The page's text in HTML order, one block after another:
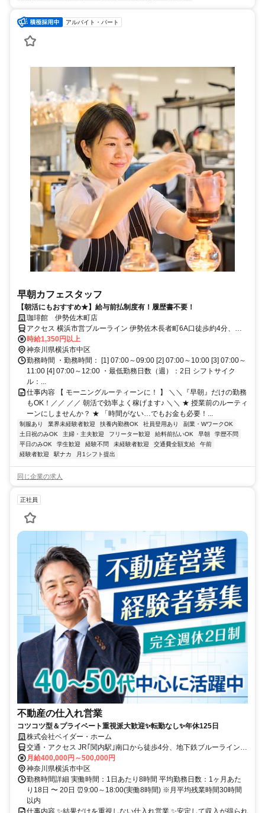
アルバイト・パート
早朝カフェスタッフ
【朝活にもおすすめ★】給与前払制度有！履歴書不要！
珈琲館 伊勢佐木町店
アクセス 横浜市営ブルーライン 伊勢佐木長者町6A口徒歩約4分、Ｊ
Ｒ根岸線/ＪＲ京浜東北線 関内北口(西)徒歩約8分、京急本線 日ノ出町
徒歩約9分
時給1,350円以上
神奈川県横浜市中区
勤務時間 ・勤務時間： [1] 07:00～09:00 [2] 07:00～10:00 [3] 07:00～
11:00 [4] 07:00～12:00 ・最低勤務日数（週）：2日 シフトサイク
ル：...
仕事内容 【 モーニングルーティーンに！ 】 ＼＼『早朝』だけの勤務
もOK！／／ ／／ 朝活で効率よく稼げます♪ ＼＼ ★ 授業前のルーティ
ーンにしませんか？ ★ 「時間がない…でもお金も必要！...
制服あり 業界未経験者歓迎 扶養内勤務OK 社員登用あり
副業・WワークOK
土日祝のみOK
主婦・主夫歓迎 フリーター歓迎 給料前払いOK 早朝
学歴不問
平日のみOK
学生歓迎 経験不問 未経験者歓迎 交通費全額支給
午前
経験者歓迎
駅ナカ 月1シフト提出
同じ企業の求人
正社員
不動産の仕入れ営業
コツコツ型＆プライベート重視派大歓迎✨転勤なし✨年休125日
株式会社ベイダー・ホーム
交通・アクセス JR｢関内駅｣南口から徒歩4分、地下鉄ブルーライン
「伊勢佐木長者町駅」から徒歩6分、東急みなとみらい線「日本大通
り駅」から徒歩10分 ★交通費全額支給
月給400,000円～500,000円
神奈川県横浜市中区
勤務時間詳細 実働時間：1日あたり8時間 平均勤務日数：1ヶ月あた
り18日 〜 20日 ⏰9:00～18:00(実働8時間) ※月平均残業時間30時間
以内